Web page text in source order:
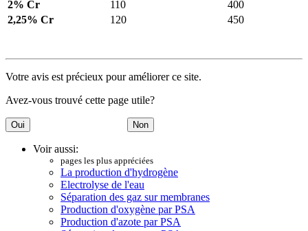
2% Cr
110
400
2,25% Cr
120 450
Votre avis est précieux pour améliorer ce site.
Avez-vous trouvé cette page utile?
Voir aussi:
pages les plus appréciées
La production d'hydrogène
Electrolyse de l'eau
Séparation des gaz sur membranes
Production d'oxygène par PSA
Production d'azote par PSA